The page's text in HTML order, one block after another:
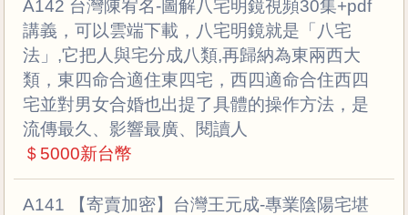
A142 台灣陳宥名-圖解八宅明鏡視頻30集+pdf
講義，可以雲端下載，八宅明鏡就是「八宅
法」,它把人與宅分成八類,再歸納為東兩西大
類，東四命合適住東四宅，西四適命合住西四
宅並對男女合婚也出提了具體的操作方法，是
流傳最久、影響最廣、閱讀人
＄5000新台幣
A141 【寄賣加密】台灣王元成-專業陰陽宅堪